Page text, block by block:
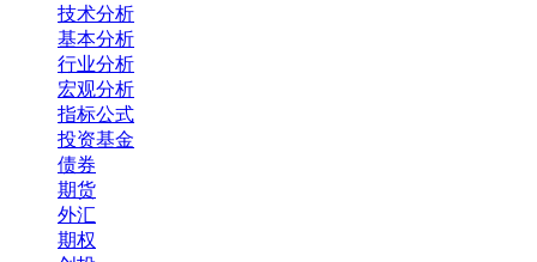
技术分析
基本分析
行业分析
宏观分析
指标公式
投资基金
债券
期货
外汇
期权